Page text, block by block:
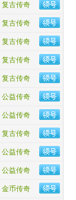
复古传奇
复古传奇
复古传奇
复古传奇
复古传奇
公益传奇
公益传奇
复古传奇
公益传奇
公益传奇
金币传奇